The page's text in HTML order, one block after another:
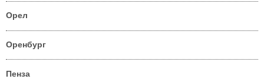
Орел
Оренбург
Пенза